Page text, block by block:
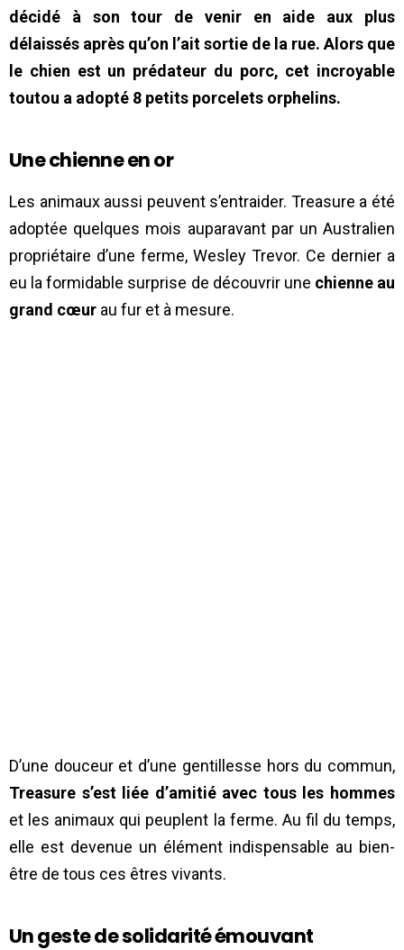
décidé à son tour de venir en aide aux plus
délaissés après qu’on l’ait sortie de la rue. Alors que
le chien est un prédateur du porc, cet incroyable
toutou a adopté 8 petits porcelets orphelins.
Une chienne en or
Les animaux aussi peuvent s’entraider. Treasure a été
adoptée quelques mois auparavant par un Australien
propriétaire d’une ferme, Wesley Trevor. Ce dernier a
eu la formidable surprise de découvrir une chienne au
grand cœur au fur et à mesure.
D’une douceur et d’une gentillesse hors du commun,
Treasure s’est liée d’amitié avec tous les hommes
et les animaux qui peuplent la ferme. Au fil du temps,
elle est devenue un élément indispensable au bien-
être de tous ces êtres vivants.
Un geste de solidarité émouvant